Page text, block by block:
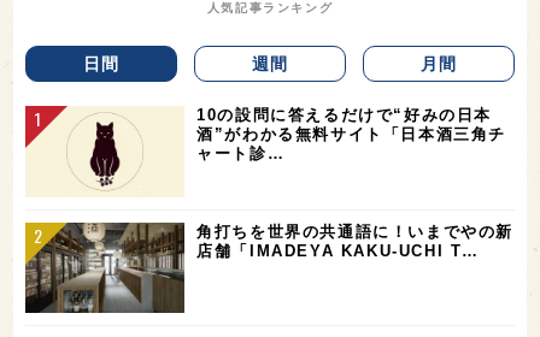
人気記事ランキング
日間 週間 月間
10の設問に答えるだけで“好みの日本
酒”がわかる無料サイト「日本酒三角チ
ャート診…
角打ちを世界の共通語に！いまでやの新
店舗「IMADEYA KAKU-UCHI T…